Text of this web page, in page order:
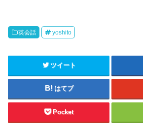
英会話 yoshito
ツイート
はてブ
Pocket